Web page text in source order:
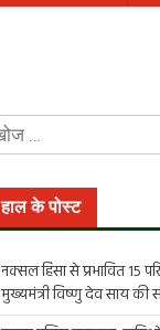
हाल के पोस्ट
नक्सल हिंसा से प्रभावित 15
मुख्यमंत्री विष्णु देव साय